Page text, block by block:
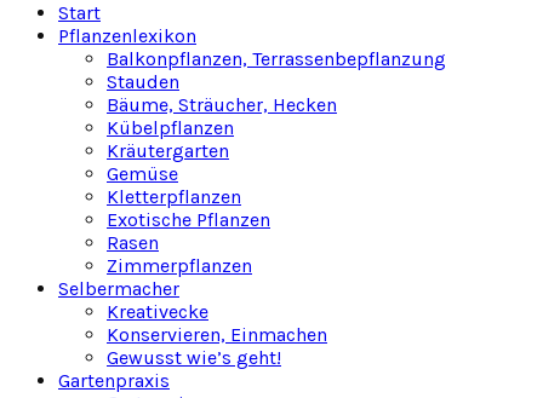
Start
Pflanzenlexikon
Balkonpflanzen, Terrassenbepflanzung
Stauden
Bäume, Sträucher, Hecken
Kübelpflanzen
Kräutergarten
Gemüse
Kletterpflanzen
Exotische Pflanzen
Rasen
Zimmerpflanzen
Selbermacher
Kreativecke
Konservieren, Einmachen
Gewusst wie’s geht!
Gartenpraxis